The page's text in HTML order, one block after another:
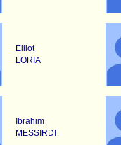
Elliot
LORIA
Ibrahim
MESSIRDI